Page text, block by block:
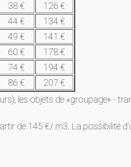
38 €
126 €
44 €
134 €
49 €
141 €
60 €
178 €
74 €
194 €
86 €
207 €
les objets de «groupage» -
de 145 €/ m3. La possibilité